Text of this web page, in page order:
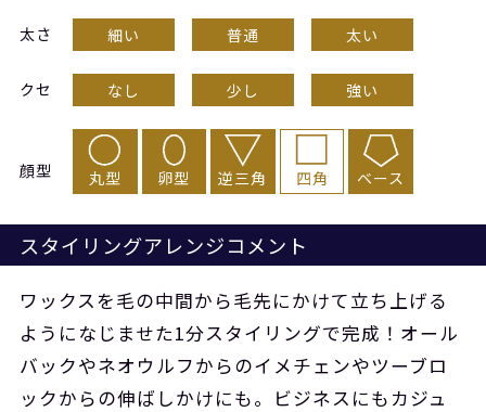
太さ 細い 普通 太い
クセ なし 少し 強い
顔型 丸型 卵型 逆三角 四角 ベース
スタイリングアレンジコメント
ワックスを毛の中間から毛先にかけて立ち上げる
ようになじませた1分スタイリングで完成！オール
バックやネオウルフからのイメチェンやツーブロ
ックからの伸ばしかけにも。ビジネスにもカジュ